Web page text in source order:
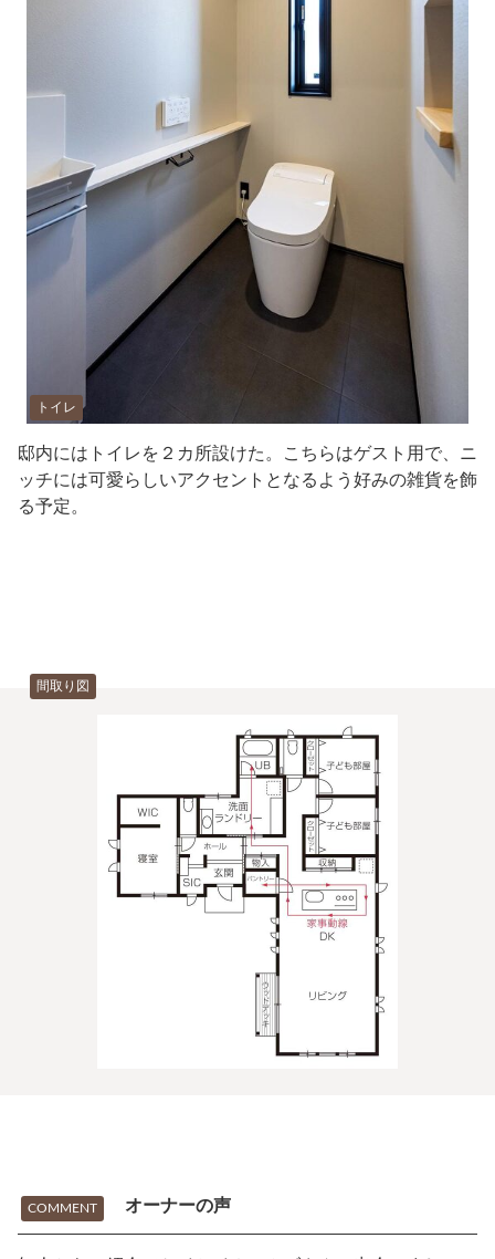
トイレ
邸内にはトイレを２カ所設けた。こちらはゲスト用で、ニ
ッチには可愛らしいアクセントとなるよう好みの雑貨を飾
る予定。
間取り図
COMMENT オーナーの声